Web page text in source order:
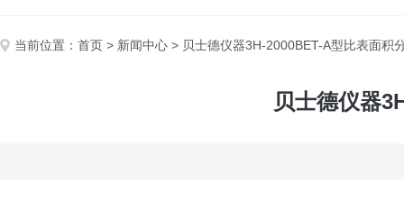
当前位置： 首页 > 新闻中心 > 贝士德仪器3H-2000BET-A型比表面积
贝士德仪器